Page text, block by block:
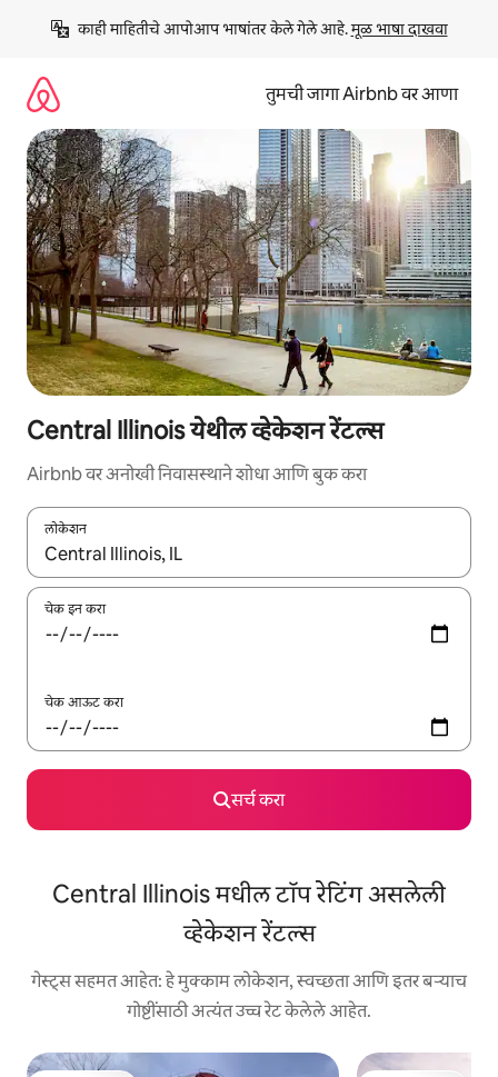
काही माहितीचे आपोआप भाषांतर केले गेले आहे. मूळ भाषा दाखवा
तुमची जागा Airbnb वर आणा
Central Illinois येथील व्हेकेशन रेंटल्स
Airbnb वर अनोखी निवासस्थाने शोधा आणि बुक करा
लोकेशन
जेव्हा परिणाम उपलब्ध असतील, तेव्हा वरच्या आणि खाली बाणांच्या किजसह
चेक इन करा
चेक आऊट करा
सर्च करा
Central Illinois मधील टॉप रेटिंग असलेली
व्हेकेशन रेंटल्स
गेस्ट्स सहमत आहेत: हे मुक्काम लोकेशन, स्वच्छता आणि इतर बऱ्याच
गोष्टींसाठी अत्यंत उच्च रेट केलेले आहेत.